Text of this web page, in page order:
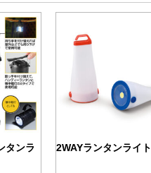
タンラ
2WAYランタンライト
ーバッグ
ポリ袋入りティッシュ
バー
ィッシュ